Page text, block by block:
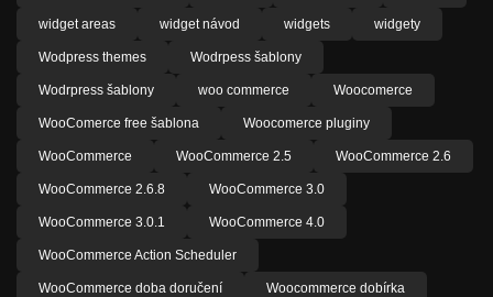
widget areas widget návod widgets widgety
Wodpress themes Wodrpess šablony
Wodrpress šablony woo commerce Woocomerce
WooComerce free šablona Woocomerce pluginy
WooCommerce WooCommerce 2.5 WooCommerce 2.6
WooCommerce 2.6.8 WooCommerce 3.0
WooCommerce 3.0.1 WooCommerce 4.0
WooCommerce Action Scheduler
WooCommerce doba doručení Woocommerce dobírka